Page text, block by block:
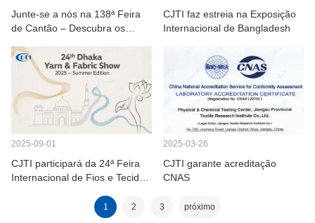
Junte-se a nós na 138ª Feira
de Cantão – Descubra os
avançados da CJTI
CJTI faz estreia na Exposição
Internacional de Bangladesh
2025-09-01
CJTI participará da 24ª Feira
Internacional de Fios e Tecidos
2025-03-26
CJTI garante acreditação
CNAS
1 2 3 próximo